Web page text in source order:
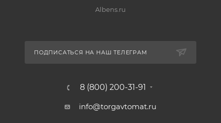
Albens.ru
ПОДПИСАТЬСЯ НА НАШ ТЕЛЕГРАМ
8 (800) 200-31-91
info@torgavtomat.ru